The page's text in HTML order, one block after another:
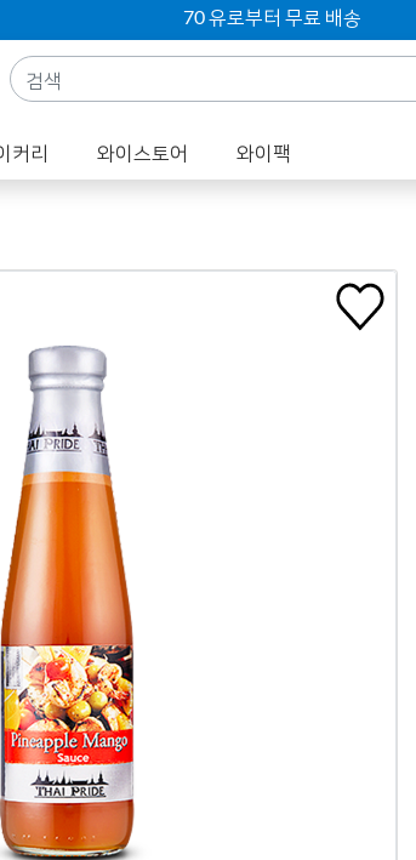
70 유로부터 무료 배송
커리 와이스토어 와이팩